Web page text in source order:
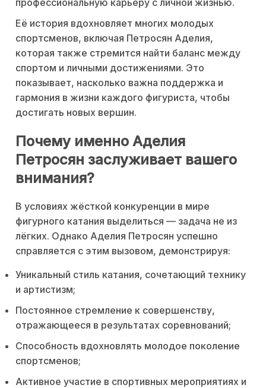
профессиональную карьеру с личной жизнью.
Её история вдохновляет многих молодых
спортсменов, включая Петросян Аделия,
которая также стремится найти баланс между
спортом и личными достижениями. Это
показывает, насколько важна поддержка и
гармония в жизни каждого фигуриста, чтобы
достигать новых вершин.
Почему именно Аделия
Петросян заслуживает вашего
внимания?
В условиях жёсткой конкуренции в мире
фигурного катания выделиться — задача не из
лёгких. Однако Аделия Петросян успешно
справляется с этим вызовом, демонстрируя:
Уникальный стиль катания, сочетающий технику
и артистизм;
Постоянное стремление к совершенству,
отражающееся в результатах соревнований;
Способность вдохновлять молодое поколение
спортсменов;
Активное участие в спортивных мероприятиях и